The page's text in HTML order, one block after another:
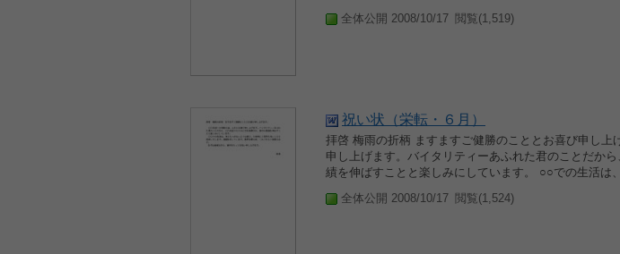
全体公開 2008/10/17 閲覧(1,519)
祝い状（栄転・６月）
拝啓 梅雨の折柄 ますますご健勝のこととお喜び申し
申し上げます。バイタリティーあふれた君のことだか
績を伸ばすことと楽しみにしています。 ○○での生活は
全体公開 2008/10/17 閲覧(1,524)